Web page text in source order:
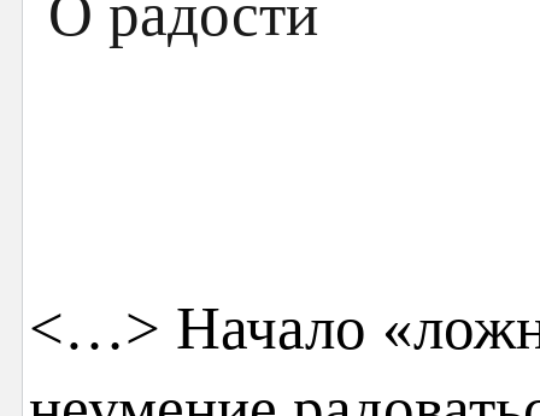
<…> Начало